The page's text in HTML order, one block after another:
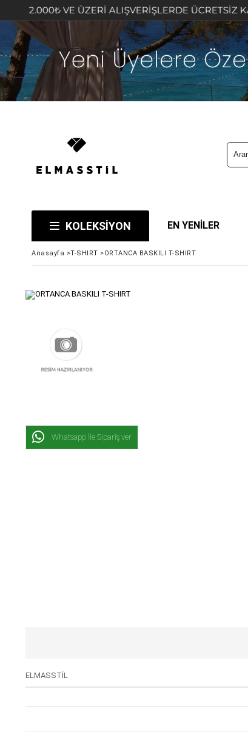
VE ÜZERİ ALIŞVERİŞLERDE ÜCRETSİZ KARGO
KOLEKSİYON EN YENİLER
Anasayfa >T-SHIRT >ORTANCA BASKILI T-SHIRT
Whatsapp İle Sipariş ver
ELMASSTİL